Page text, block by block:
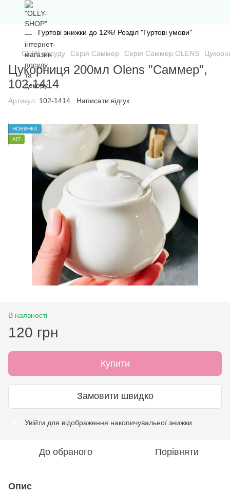
Гуртові знижки до 12%! Розділ "Гуртові умови"
СЕРІЇ посуду Серія Саммер Серія Саммер OLENS
Цукорниця 200мл Olens "Саммер",
102-1414
Артикул: 102-1414 Написати відгук
НОВИНКА
ХІТ
В наявності
120 грн
Купити
Замовити швидко
Увійти для відображення накопичувальної знижки
До обраного Порівняти
Опис